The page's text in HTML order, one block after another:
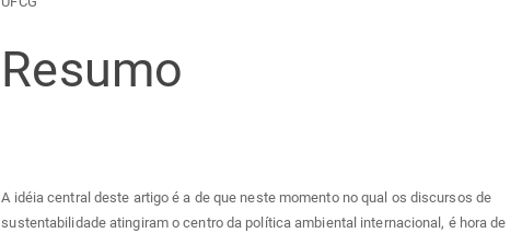
artigo
principal
Resumo
A idéia central deste artigo é a de que neste momento no qual os discursos de
sustentabilidade atingiram o centro da política ambiental internacional, é hora de